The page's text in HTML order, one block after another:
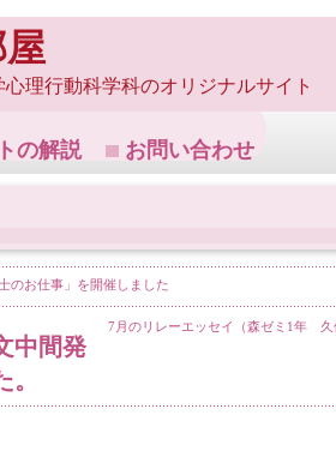
理行動科学科のオリジナルサイト
の解説 お問い合わせ
のお仕事」を開催しました
7月のリレーエッセイ（森ゼミ1年 久
中間発